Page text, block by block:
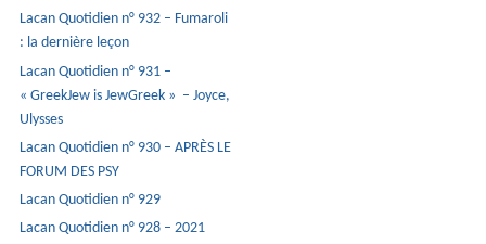
Lacan Quotidien n° 932 – Fumaroli
: la dernière leçon
Lacan Quotidien n° 931 –
« GreekJew is JewGreek » – Joyce,
Ulysses
Lacan Quotidien n° 930 – APRÈS LE
FORUM DES PSY
Lacan Quotidien n° 929
Lacan Quotidien n° 928 – 2021